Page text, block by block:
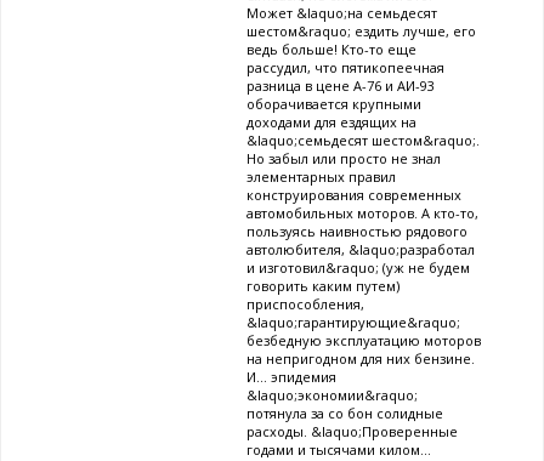
Может &laquo;на семьдесят
шестом&raquo; ездить лучше, его
ведь больше! Кто-то еще
рассудил, что пятикопеечная
разница в цене А-76 и АИ-93
оборачивается крупными
доходами для ездящих на
&laquo;семьдесят шестом&raquo;.
Но забыл или просто не знал
элементарных правил
конструирования современных
автомобильных моторов. А кто-то,
пользуясь наивностью рядового
автолюбителя, &laquo;разработал
и изготовил&raquo; (уж не будем
говорить каким путем)
приспособления,
&laquo;гарантирующие&raquo;
безбедную эксплуатацию моторов
на непригодном для них бензине.
И... эпидемия
&laquo;экономии&raquo;
потянула за со бон солидные
расходы. &laquo;Проверенные
годами и тысячами килом...